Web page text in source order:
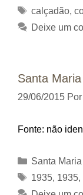
Tags
calçadão,
Deixe um
Santa
29/06/2015 Por
Fonte: não
Categorias
Santa Maria
Tags
1935, 1935,